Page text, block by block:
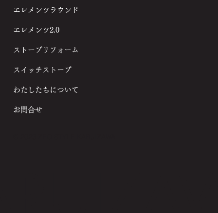
エレメンツラウンド
エレメンツ2.0
ストーブリフォーム
スイッチストーブ
わたしたちについて
お問合せ